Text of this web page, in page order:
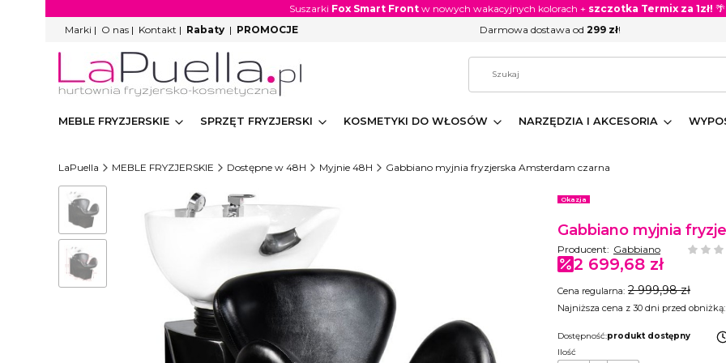
Suszarki Fox Smart Frontw nowych wakacyjnych kolorach + szczotka Termix za 1zł!
Marki | O nas | Kontakt | Rabaty | PROMOCJE Darmowa dostawa od 299 zł!
MEBLE FRYZJERSKIE SPRZĘT FRYZJERSKI KOSMETYKI DO WŁOSÓW NARZĘDZIA I AKCESORIA
LaPuella MEBLE FRYZJERSKIE Dostępne w 48H Myjnie 48H Gabbiano myjnia fryzjerska Amsterdam czarna
Etykiety
Okazja
Gabbiano myjnia
Producent: Gabbiano
2 699,68 zł
Cena regularna: 2 999,98 zł
Najniższa cena z 30 dni przed obniżką:
Dostępność:produkt dostępny
Ilość